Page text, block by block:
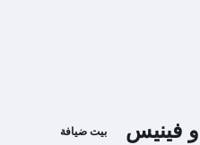
فينيس بيت ضيافة